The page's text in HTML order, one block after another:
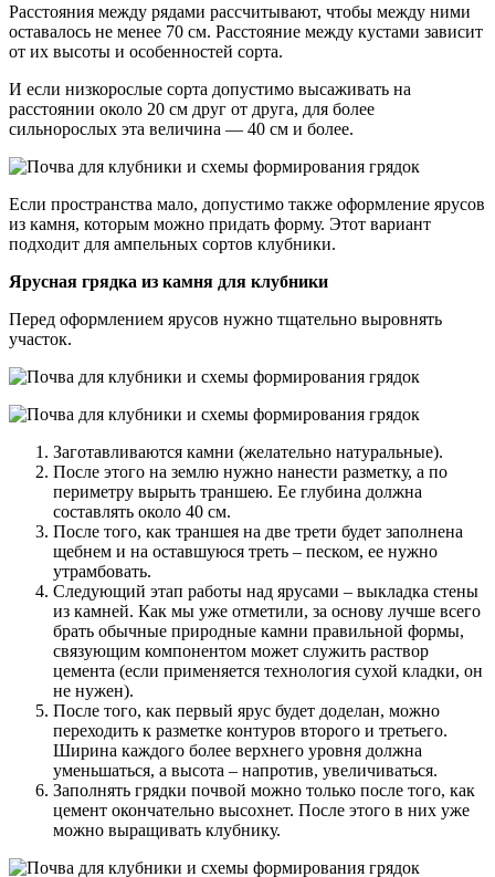
Расстояния между рядами рассчитывают, чтобы между ними
оставалось не менее 70 см. Расстояние между кустами зависит
от их высоты и особенностей сорта.
И если низкорослые сорта допустимо высаживать на
расстоянии около 20 см друг от друга, для более
сильнорослых эта величина — 40 см и более.
Если пространства мало, допустимо также оформление ярусов
из камня, которым можно придать форму. Этот вариант
подходит для ампельных сортов клубники.
Ярусная грядка из камня для клубники
Перед оформлением ярусов нужно тщательно выровнять
участок.
Заготавливаются камни (желательно натуральные).
После этого на землю нужно нанести разметку, а по
периметру вырыть траншею. Ее глубина должна
составлять около 40 см.
После того, как траншея на две трети будет заполнена
щебнем и на оставшуюся треть – песком, ее нужно
утрамбовать.
Следующий этап работы над ярусами – выкладка стены
из камней. Как мы уже отметили, за основу лучше всего
брать обычные природные камни правильной формы,
связующим компонентом может служить раствор
цемента (если применяется технология сухой кладки, он
не нужен).
После того, как первый ярус будет доделан, можно
переходить к разметке контуров второго и третьего.
Ширина каждого более верхнего уровня должна
уменьшаться, а высота – напротив, увеличиваться.
Заполнять грядки почвой можно только после того, как
цемент окончательно высохнет. После этого в них уже
можно выращивать клубнику.